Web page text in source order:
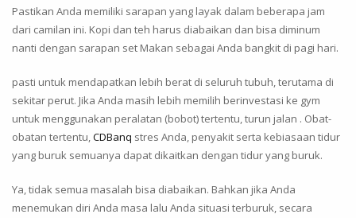
Pastikan Anda memiliki sarapan yang layak dalam beberapa jam
dari camilan ini. Kopi dan teh harus diabaikan dan bisa diminum
nanti dengan sarapan set Makan sebagai Anda bangkit di pagi hari.
pasti untuk mendapatkan lebih berat di seluruh tubuh, terutama di
sekitar perut. Jika Anda masih lebih memilih berinvestasi ke gym
untuk menggunakan peralatan (bobot) tertentu, turun jalan . Obat-
obatan tertentu,CDBanq stres Anda, penyakit serta kebiasaan tidur
yang buruk semuanya dapat dikaitkan dengan tidur yang buruk.
Ya, tidak semua masalah bisa diabaikan. Bahkan jika Anda
menemukan diri Anda masa lalu Anda situasi terburuk, secara